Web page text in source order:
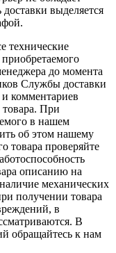
выделяется
технические
до момента
Службы доставки
комментариев
товара. При
в нашем
об этом нашему
товара проверяйте
описанию на
механических
получении товара
в
В
обращайтесь к нам